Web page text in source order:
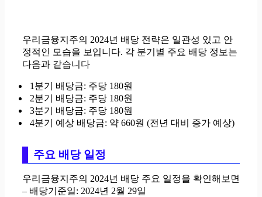
우리금융지주의 2024년 배당 전략은 일관성 있고 안
정적인 모습을 보입니다. 각 분기별 주요 배당 정보는
다음과 같습니다
1분기 배당금: 주당 180원
2분기 배당금: 주당 180원
3분기 배당금: 주당 180원
4분기 예상 배당금: 약 660원 (전년 대비 증가 예상)
주요 배당 일정
우리금융지주의 2024년 배당 주요 일정을 확인해보면
– 배당기준일: 2024년 2월 29일